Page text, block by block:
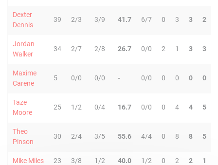
Dexter
Dennis
39 2/3 3/9 41.7 6/7 0 3 3 2
Jordan
Walker
34 2/7 2/8 26.7 0/0 2 1 3 3
Maxime
Carene
5 0/0 0/0 - 0/0 0 0 0 0
Taze
Moore
25 1/2 0/4 16.7 0/0 0 4 4 5
Theo
Pinson
30 2/4 3/5 55.6 4/4 0 8 8 5
Mike Miles 23 3/8 1/2 40.0 1/2 0 2 2 1